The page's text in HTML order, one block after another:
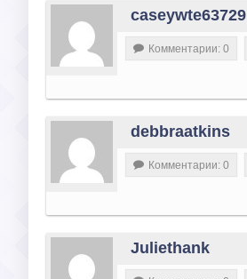
caseywte63729
Комментарии: 0
debbraatkins
Комментарии: 0
Juliethank